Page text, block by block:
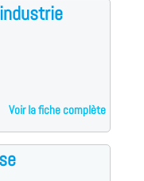
Voir la fiche complète